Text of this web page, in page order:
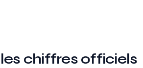
les chiffres officiels